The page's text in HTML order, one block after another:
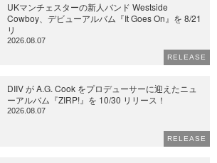
UKマンチェスターの新人バンド Westside
Cowboy、デビューアルバム『It Goes On』を 8/21
リ
2026.08.07
RELEASE
DIIV が A.G. Cook をプロデューサーに迎えたニュ
ーアルバム『ZIRP!』を 10/30 リリース！
2026.08.07
RELEASE